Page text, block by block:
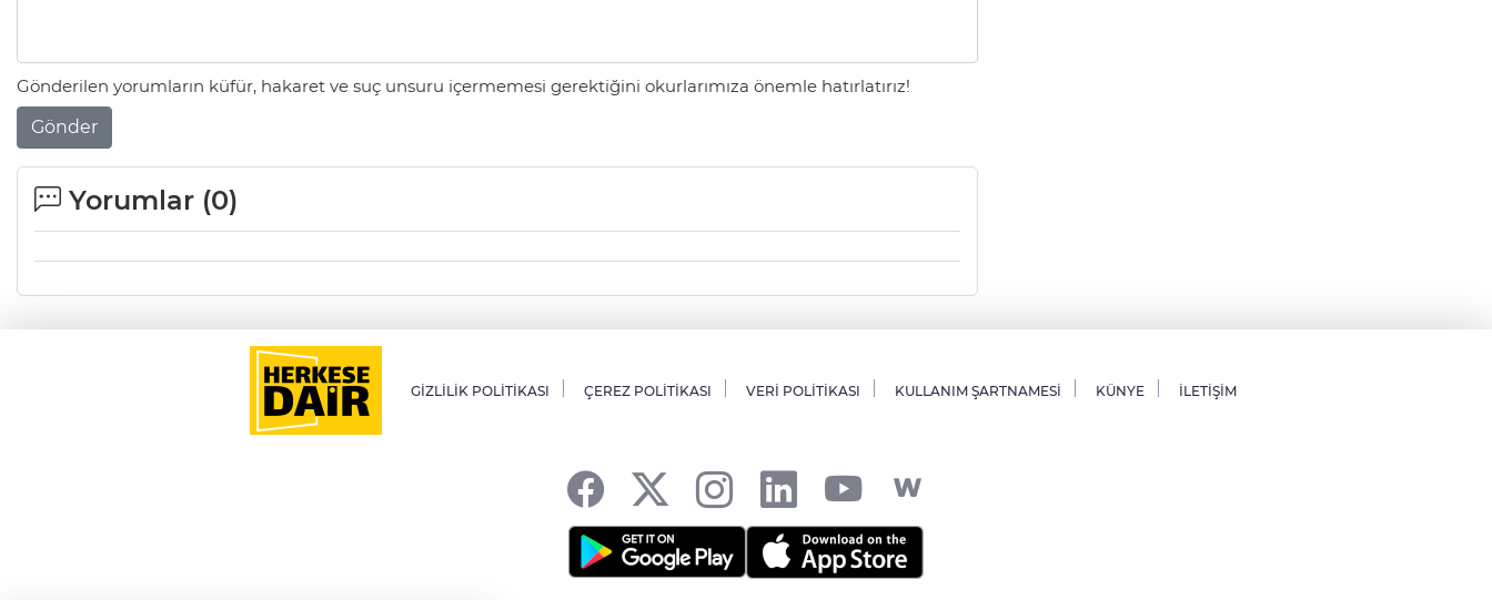
Gönderilen yorumların küfür, hakaret ve suç unsuru içermemesi gerektiğini okurlarımıza önemle hatırlatırız!
Gönder
Yorumlar (0)
GİZLİLİK POLİTİKASI ÇEREZ POLİTİKASI VERİ POLİTİKASI KULLANIM ŞARTNAMESİ KÜNYE İLETİŞİM